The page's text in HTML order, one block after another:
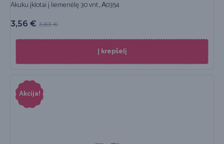
Akuku įklotai į liemenėlę 30 vnt., А0354
3,83€
3,56 €
Į krepšelį
Akcija!